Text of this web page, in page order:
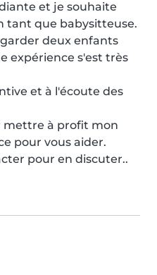
et je souhaite
tant que babysitteuse.
deux enfants
expérience s'est très
et à l'écoute des
mettre à profit mon
pour vous aider.
pour en discuter..